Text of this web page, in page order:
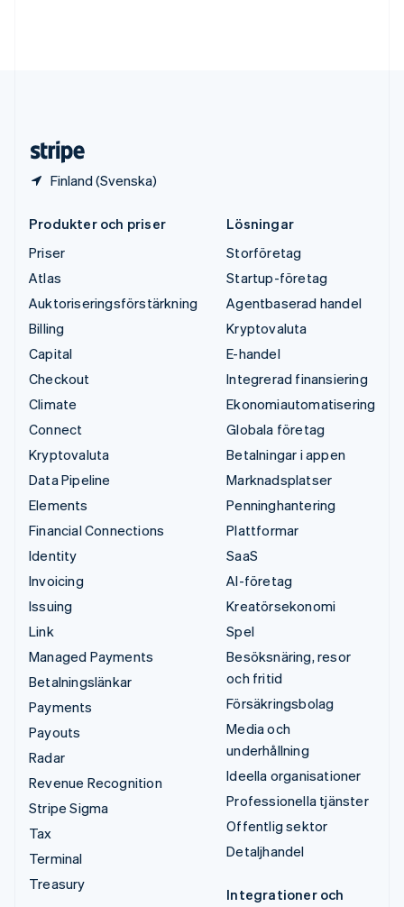
Finland (Svenska)
Produkter och priser
Priser
Atlas
Auktoriseringsförstärkning
Billing
Capital
Checkout
Climate
Connect
Kryptovaluta
Data Pipeline
Elements
Financial Connections
Identity
Invoicing
Issuing
Link
Managed Payments
Betalningslänkar
Payments
Payouts
Radar
Revenue Recognition
Stripe Sigma
Tax
Terminal
Treasury
Lösningar
Storföretag
Startup-företag
Agentbaserad handel
Kryptovaluta
E-handel
Integrerad finansiering
Ekonomiautomatisering
Globala företag
Betalningar i appen
Marknadsplatser
Penninghantering
Plattformar
SaaS
AI-företag
Kreatörsekonomi
Spel
Besöksnäring, resor
och fritid
Försäkringsbolag
Media och
underhållning
Ideella organisationer
Professionella tjänster
Offentlig sektor
Detaljhandel
Integrationer och